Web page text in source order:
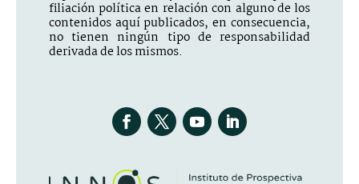
filiación política en relación con alguno de los
contenidos aquí publicados, en consecuencia,
no tienen ningún tipo de responsabilidad
derivada de los mismos.